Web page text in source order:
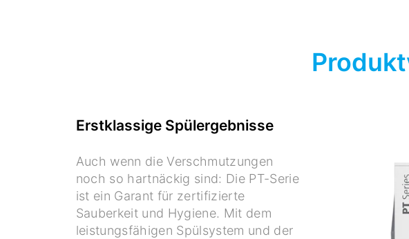
Erstklassige Spülergebnisse
Auch wenn die Verschmutzungen
noch so hartnäckig sind: Die PT-Serie
ist ein Garant für zertifizierte
Sauberkeit und Hygiene. Mit dem
leistungsfähigen Spülsystem und der